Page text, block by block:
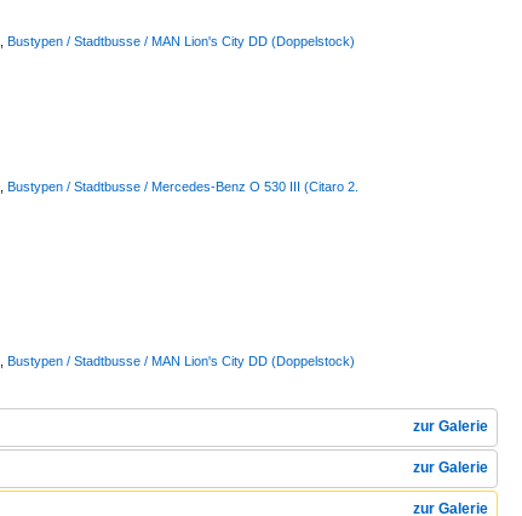
Bustypen / Stadtbusse / MAN Lion's City DD (Doppelstock)
Bustypen / Stadtbusse / Mercedes-Benz O 530 III (Citaro 2.
Bustypen / Stadtbusse / MAN Lion's City DD (Doppelstock)
zur Galerie
zur Galerie
zur Galerie